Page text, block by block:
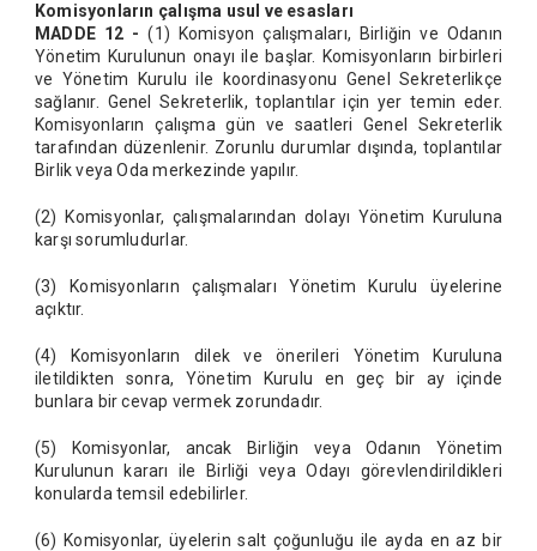
Komisyonların çalışma usul ve esasları
MADDE 12 - (1) Komisyon çalışmaları, Birliğin ve Odanın
Yönetim Kurulunun onayı ile başlar. Komisyonların birbirleri
ve Yönetim Kurulu ile koordinasyonu Genel Sekreterlikçe
sağlanır. Genel Sekreterlik, toplantılar için yer temin eder.
Komisyonların çalışma gün ve saatleri Genel Sekreterlik
tarafından düzenlenir. Zorunlu durumlar dışında, toplantılar
Birlik veya Oda merkezinde yapılır.
(2) Komisyonlar, çalışmalarından dolayı Yönetim Kuruluna
karşı sorumludurlar.
(3) Komisyonların çalışmaları Yönetim Kurulu üyelerine
açıktır.
(4) Komisyonların dilek ve önerileri Yönetim Kuruluna
iletildikten sonra, Yönetim Kurulu en geç bir ay içinde
bunlara bir cevap vermek zorundadır.
(5) Komisyonlar, ancak Birliğin veya Odanın Yönetim
Kurulunun kararı ile Birliği veya Odayı görevlendirildikleri
konularda temsil edebilirler.
(6) Komisyonlar, üyelerin salt çoğunluğu ile ayda en az bir